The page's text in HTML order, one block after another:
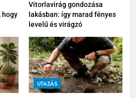
hogy
Vitorlavirág gondozása
lakásban: így marad fényes
levelű és virágzó
UTAZÁS